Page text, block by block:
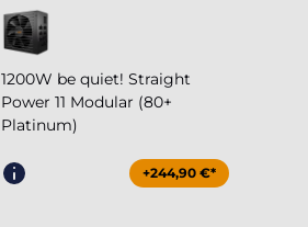
1200W be quiet! Straight
Power 11 Modular (80+
Platinum)
+244,90 €*